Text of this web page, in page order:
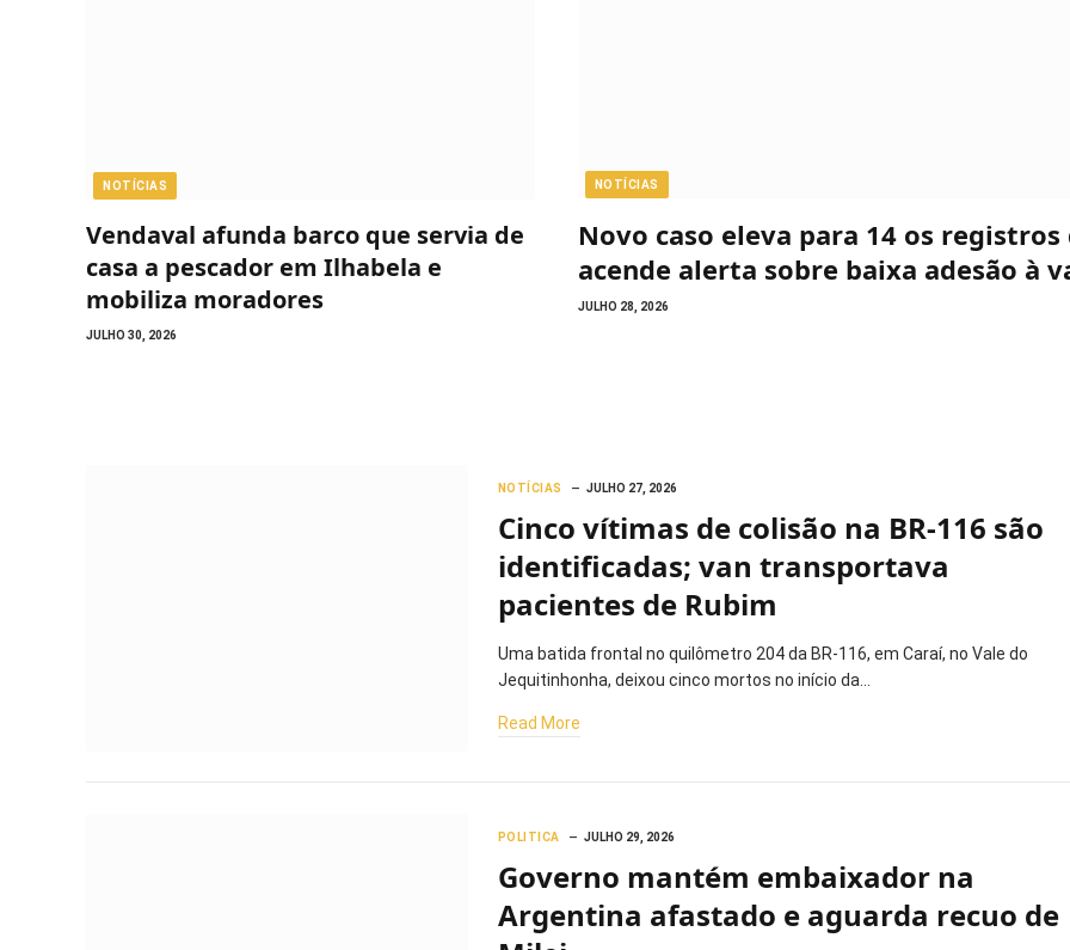
NOTÍCIAS
Vendaval afunda barco que servia de
casa a pescador em Ilhabela e
mobiliza moradores
JULHO 30, 2026
NOTÍCIAS
Novo caso eleva para 14 os registros
acende alerta sobre baixa adesão à
JULHO 28, 2026
NOTÍCIAS JULHO 27, 2026
Cinco vítimas de colisão na BR-116 são
identificadas; van transportava
pacientes de Rubim
Uma batida frontal no quilômetro 204 da BR-116, em Caraí, no Vale do
Jequitinhonha, deixou cinco mortos no início da…
Read More
POLITICA JULHO 29, 2026
Governo mantém embaixador na
Argentina afastado e aguarda recuo de